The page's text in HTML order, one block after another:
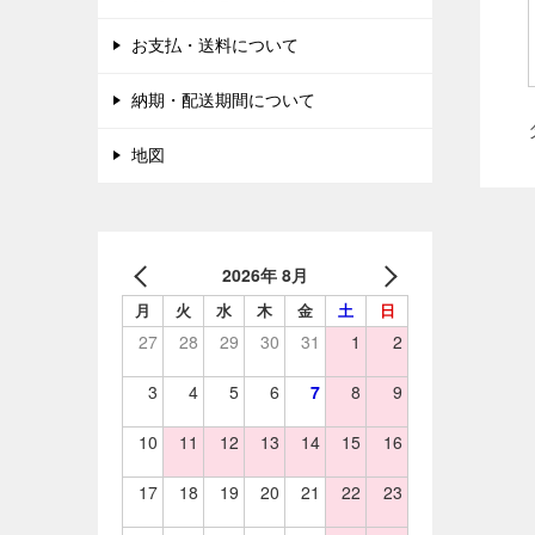
お支払・送料について
納期・配送期間について
地図
2026年 8月
月 火 水 木 金 土 日
27 28 29 30 31 1 2
3 4 5 6 7 8 9
10 11 12 13 14 15 16
17 18 19 20 21 22 23